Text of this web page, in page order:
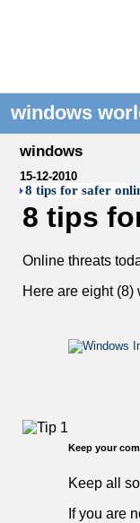
windows
windows
15-12-2010
8 tips for safer
8 tips
Online threats
Here are eight
Keep your
Keep all
If you are